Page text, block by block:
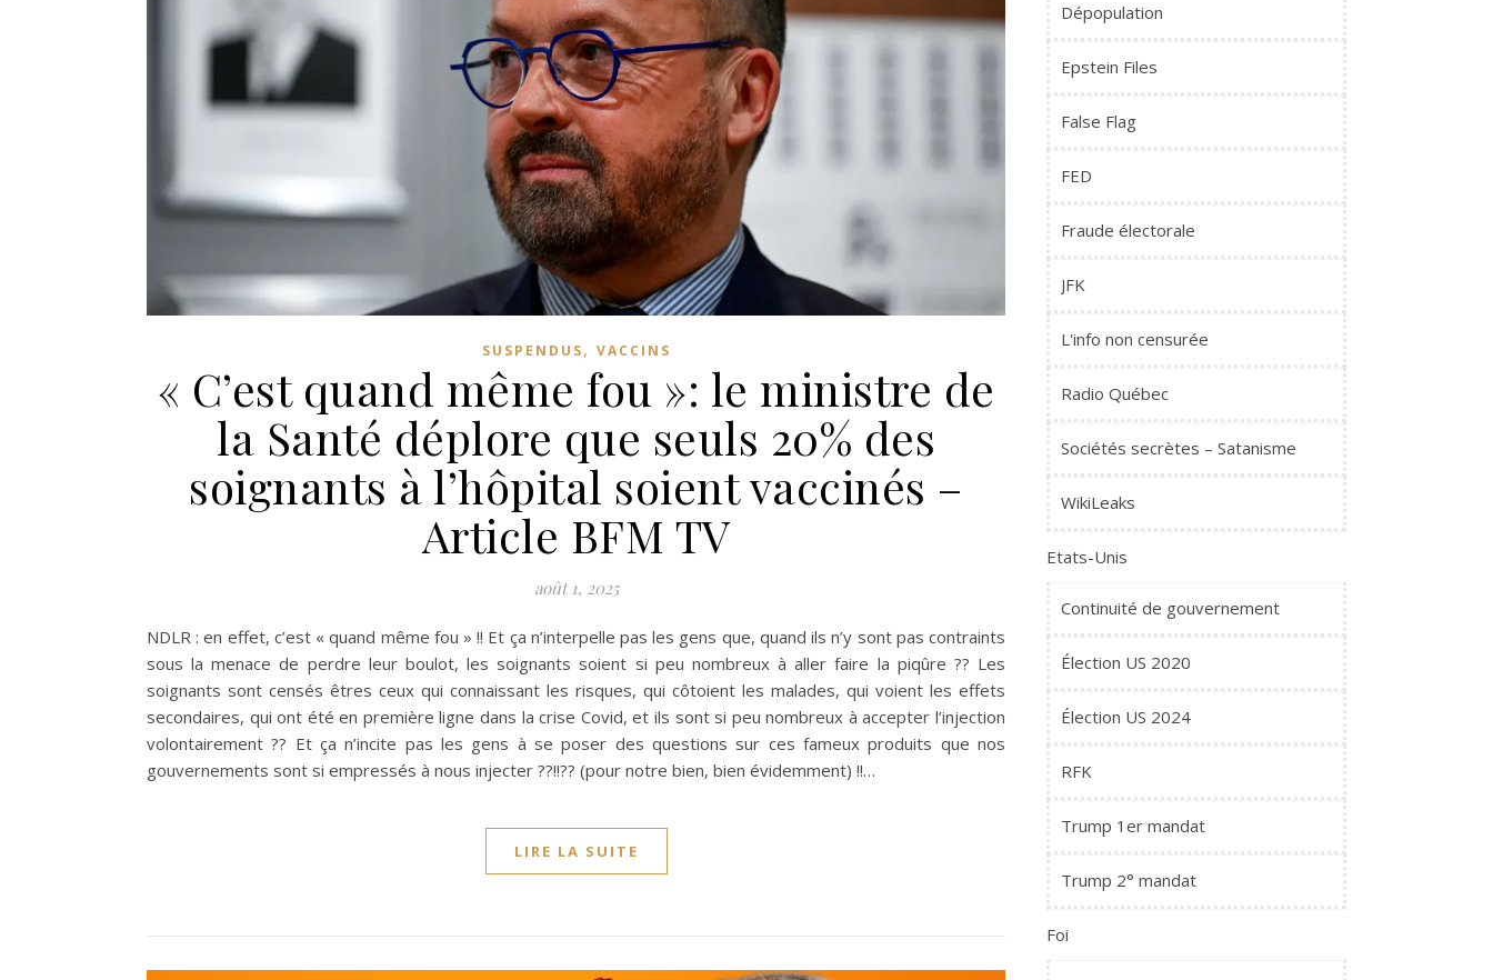
SUSPENDUS, VACCINS
« C’est quand même fou »: le ministre de
la Santé déplore que seuls 20% des
soignants à l’hôpital soient vaccinés –
Article BFM TV
août 1, 2025
NDLR : en effet, c’est « quand même fou » !! Et ça n’interpelle pas les gens que, quand ils n’y sont pas contraints
sous la menace de perdre leur boulot, les soignants soient si peu nombreux à aller faire la piqûre ?? Les
soignants sont censés êtres ceux qui connaissant les risques, qui côtoient les malades, qui voient les effets
secondaires, qui ont été en première ligne dans la crise Covid, et ils sont si peu nombreux à accepter l’injection
volontairement ?? Et ça n’incite pas les gens à se poser des questions sur ces fameux produits que nos
gouvernements sont si empressés à nous injecter ??!!?? (pour notre bien, bien évidemment) !!…
LIRE LA SUITE
Dépopulation
Epstein Files
False Flag
FED
Fraude électorale
JFK
L'info non censurée
Radio Québec
Sociétés secrètes – Satanisme
WikiLeaks
Etats-Unis
Continuité de gouvernement
Élection US 2020
Élection US 2024
RFK
Trump 1er mandat
Trump 2° mandat
Foi